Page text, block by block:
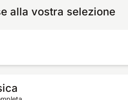
alla vostra selezione